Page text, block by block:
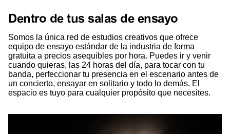
Dentro de tus salas de ensayo
Somos la única red de estudios creativos que ofrece
equipo de ensayo estándar de la industria de forma
gratuita a precios asequibles por hora. Puedes ir y venir
cuando quieras, las 24 horas del día, para tocar con tu
banda, perfeccionar tu presencia en el escenario antes de
un concierto, ensayar en solitario y todo lo demás. El
espacio es tuyo para cualquier propósito que necesites.